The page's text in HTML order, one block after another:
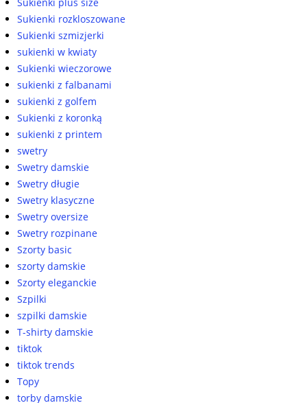
Sukienki rozkloszowane
Sukienki szmizjerki
sukienki w kwiaty
Sukienki wieczorowe
sukienki z falbanami
sukienki z golfem
Sukienki z koronką
sukienki z printem
swetry
Swetry damskie
Swetry długie
Swetry klasyczne
Swetry oversize
Swetry rozpinane
Szorty basic
szorty damskie
Szorty eleganckie
Szpilki
szpilki damskie
T-shirty damskie
tiktok
tiktok trends
Topy
torby damskie